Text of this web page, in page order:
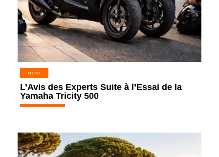
MOTO
L’Avis des Experts Suite à l’Essai de la
Yamaha Tricity 500